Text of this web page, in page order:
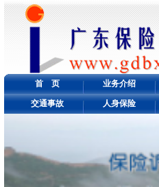
首 页 业务介绍
交通事故 人身保险